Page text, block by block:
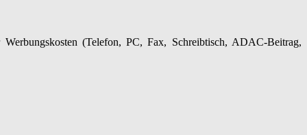
(Telefon, PC, Fax, Schreibtisch, ADAC-Beitrag,